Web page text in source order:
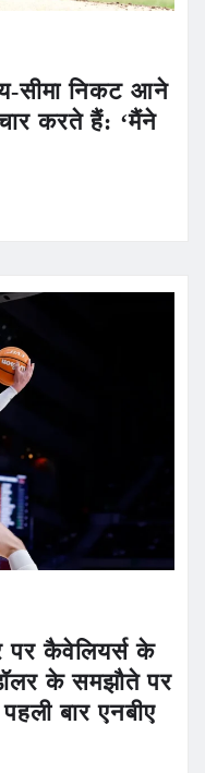
सीमा निकट आने
करते हैं: ‘मैंने
पर कैवेलियर्स के
के समझौते पर
बार एनबीए